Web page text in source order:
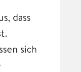
dass
sich